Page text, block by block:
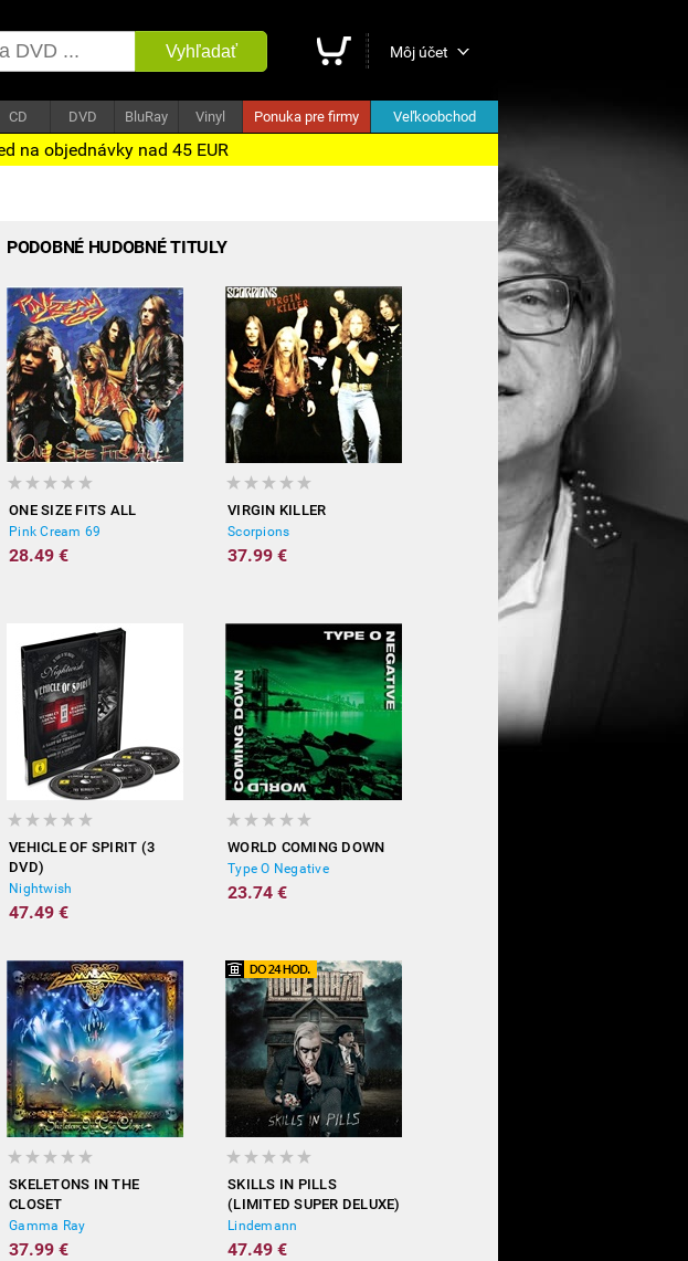
Vyhľadať Môj účet
CD DVD BluRay Vinyl Ponuka pre firmy Veľkoobchod
na objednávky nad 45 EUR
PODOBNÉ HUDOBNÉ TITULY
ONE SIZE FITS ALL
Pink Cream 69
28.49 €
VIRGIN KILLER
Scorpions
37.99 €
VEHICLE OF SPIRIT (3
DVD)
Nightwish
47.49 €
WORLD COMING DOWN
Type O Negative
23.74 €
SKELETONS IN THE
CLOSET
Gamma Ray
37.99 €
SKILLS IN PILLS
(LIMITED SUPER DELUXE)
Lindemann
47.49 €